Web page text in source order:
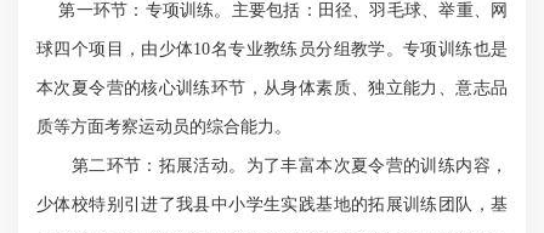
第一环节：专项训练。主要包括：田径、羽毛球、举重、网
球四个项目，由少体10名专业教练员分组教学。专项训练也是
本次夏令营的核心训练环节，从身体素质、独立能力、意志品
质等方面考察运动员的综合能力。
第二环节：拓展活动。为了丰富本次夏令营的训练内容，
少体校特别引进了我县中小学生实践基地的拓展训练团队，基